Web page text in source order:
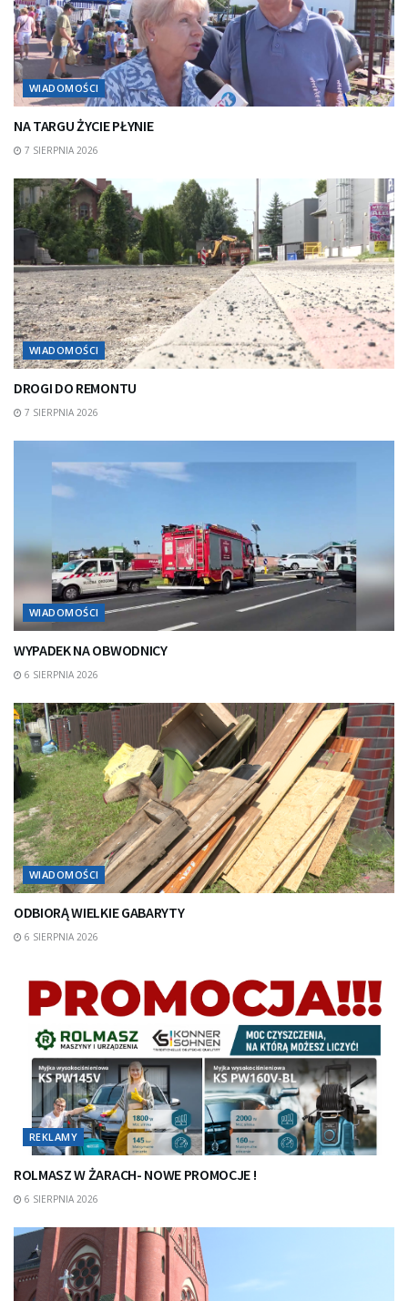
WIADOMOŚCI
NA TARGU ŻYCIE PŁYNIE
7 SIERPNIA 2026
WIADOMOŚCI
DROGI DO REMONTU
7 SIERPNIA 2026
WIADOMOŚCI
WYPADEK NA OBWODNICY
6 SIERPNIA 2026
WIADOMOŚCI
ODBIORĄ WIELKIE GABARYTY
6 SIERPNIA 2026
REKLAMY
ROLMASZ W ŻARACH- NOWE PROMOCJE !
6 SIERPNIA 2026